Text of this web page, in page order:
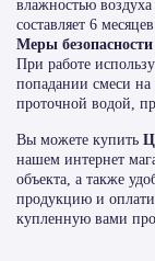
влажностью
составляет 6
Меры безопасности
При работе
попадании смеси
проточной водой,
Вы можете купить
нашем интернет
объекта, а также
продукцию и
купленную вами